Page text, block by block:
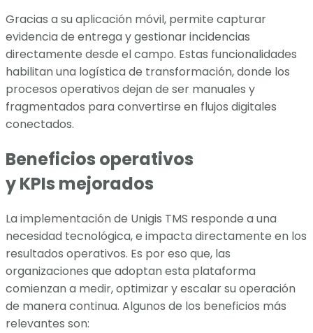
Gracias a su aplicación móvil, permite capturar
evidencia de entrega y gestionar incidencias
directamente desde el campo. Estas funcionalidades
habilitan una logística de transformación, donde los
procesos operativos dejan de ser manuales y
fragmentados para convertirse en flujos digitales
conectados.
Beneficios operativos
y KPIs mejorados
La implementación de Unigis TMS responde a una
necesidad tecnológica, e impacta directamente en los
resultados operativos. Es por eso que, las
organizaciones que adoptan esta plataforma
comienzan a medir, optimizar y escalar su operación
de manera continua. Algunos de los beneficios más
relevantes son: